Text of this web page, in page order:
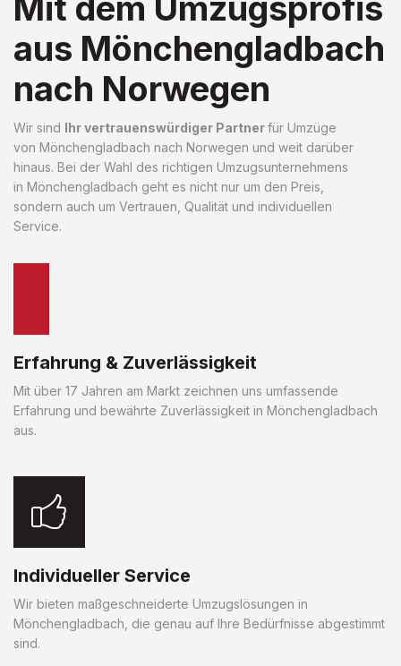
aus Mönchengladbach
nach Norwegen
Wir sind Ihr vertrauenswürdiger Partnerfür Umzüge
von Mönchengladbach nach Norwegen und weit darüber
hinaus. Bei der Wahl des richtigen Umzugsunternehmens
in Mönchengladbach geht es nicht nur um den Preis,
sondern auch um Vertrauen, Qualität und individuellen
Service.
Erfahrung & Zuverlässigkeit
Mit über 17 Jahren am Markt zeichnen uns umfassende
Erfahrung und bewährte Zuverlässigkeit in Mönchengladbach
aus.
Individueller Service
Wir bieten maßgeschneiderte Umzugslösungen in
Mönchengladbach, die genau auf Ihre Bedürfnisse abgestimmt
sind.